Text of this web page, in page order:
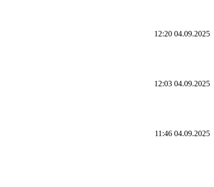
12:20 04.09.2025
12:03 04.09.2025
11:46 04.09.2025